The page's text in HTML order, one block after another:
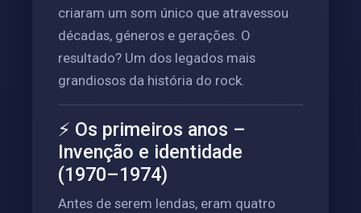
criaram um som único que atravessou
décadas, géneros e gerações. O
resultado? Um dos legados mais
grandiosos da história do rock.
⚡ Os primeiros anos –
Invenção e identidade
(1970–1974)
Antes de serem lendas, eram quatro